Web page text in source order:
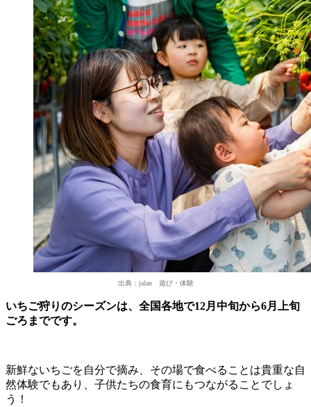
出典：jalan 遊び・体験
いちご狩りのシーズンは、全国各地で12月中旬から6月上旬
ごろまでです。
新鮮ないちごを自分で摘み、その場で食べることは貴重な自
然体験でもあり、子供たちの食育にもつながることでしょ
う！